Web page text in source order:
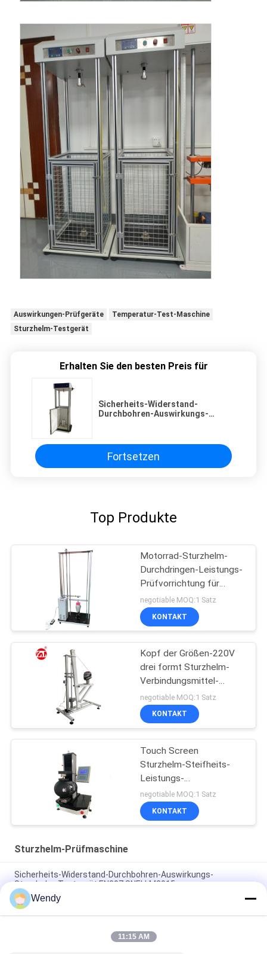
Auswirkungen-Prüfgeräte
Temperatur-Test-Maschine
Sturzhelm-Testgerät
Erhalten Sie den besten Preis für
Sicherheits-Widerstand-
Durchbohren-Auswirkungs-
Fortsetzen
Top Produkte
Motorrad-Sturzhelm-
Durchdringen-Leistungs-
Prüfvorrichtung für
vollen oder halben
Sturzhelm
negotiable MOQ:1 Satz
KONTAKT
Kopf der Größen-220V
drei formt Sturzhelm-
Verbindungsmittel-
Stabilitäts-Prüfmaschine
negotiable MOQ:1 Satz
KONTAKT
Touch Screen
Sturzhelm-Steifheits-
Leistungs-
Prüfvorrichtung 0 |
2000N PLC-GB24429
negotiable MOQ:1 Satz
KONTAKT
Sturzhelm-Prüfmaschine
Sicherheits-Widerstand-Durchbohren-Auswirkungs-
Sturzhelm-Testgerät EN397 SNELLM2015
Eigenschaften-Schutzhelm-Prüfvorrichtung en 397 ISO-
16073 elektrische für elektrischen Isolierungs-Test
Schutzhelm-Chin Strap Anchorages Lateral Deformations-
Wendy
11:15 AM